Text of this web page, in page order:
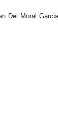
Del Moral